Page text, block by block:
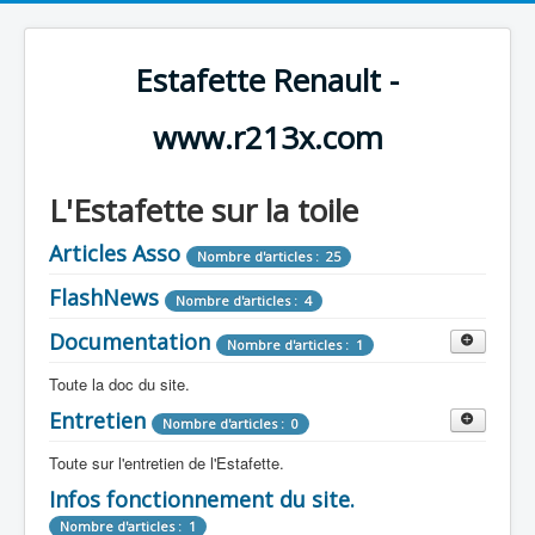
Estafette Renault -
www.r213x.com
L'Estafette sur la toile
Articles Asso Nombre d'articles : 25
FlashNews Nombre d'articles : 4
Documentation Nombre d'articles : 1
Toute la doc du site.
Revue de Presse Nombre d'articles : 9
Tous les articles que l'on a vu sur l'estafette !
Camping Car Nombre d'articles : 3
Entretien Nombre d'articles : 0
Toute sur l'entretien de l'Estafette.
Mécanique Nombre d'articles : 0
Infos fonctionnement du site.
Nombre d'articles : 1